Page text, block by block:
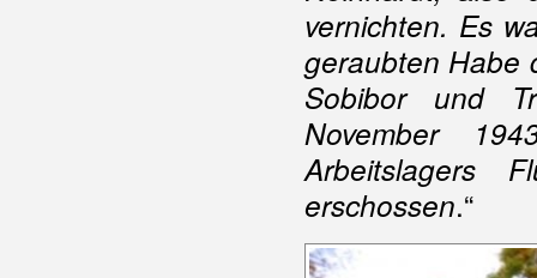
vernichten. Es
geraubten Habe
Sobibor und
November
Arbeitslagers
erschossen.“